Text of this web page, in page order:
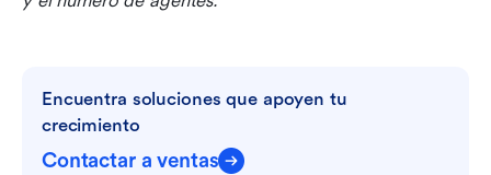
Encuentra soluciones que apoyen tu
crecimiento
Contactar a ventas